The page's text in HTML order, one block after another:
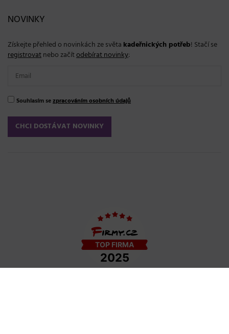
NOVINKY
Získejte přehled o novinkách ze světa kadeřnických potřeb! Stačí se
registrovatnebo začítodebírat novinky:
Souhlasím sezpracováním osobních údajů